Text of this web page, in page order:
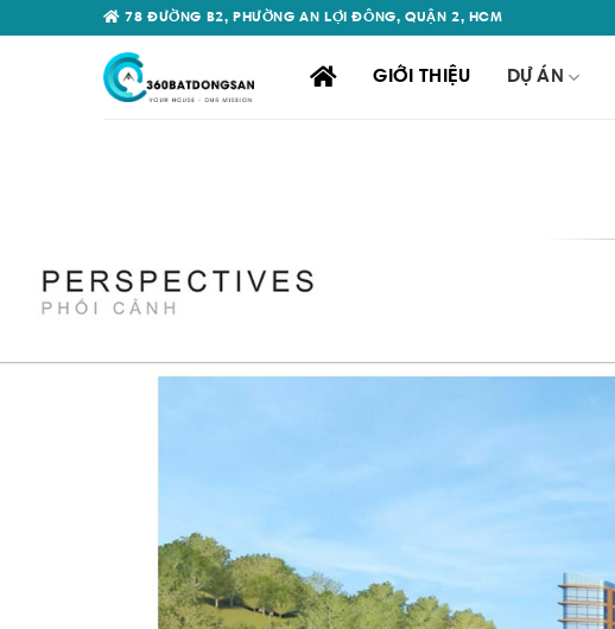
78 ĐƯỜNG B2, PHƯỜNG AN LỢI ĐÔNG, QUẬN 2, HCM
GIỚI THIỆU DỰ ÁN